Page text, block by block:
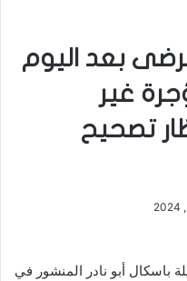
بعد اليوم
غير
تصحيح
باسكال أبو نادر المنشور في